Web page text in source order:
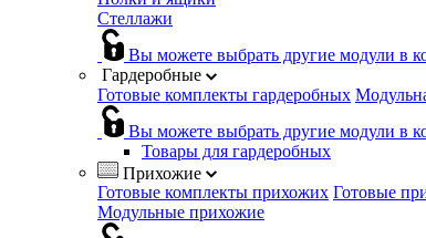
Стеллажи
Вы можете выбрать другие модули в
Гардеробные
Готовые комплекты гардеробных
Вы можете выбрать другие модули в
Товары для гардеробных
Прихожие
Готовые комплекты прихожих Готовые
Модульные прихожие